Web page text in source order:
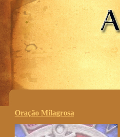
.
Oração Milagrosa